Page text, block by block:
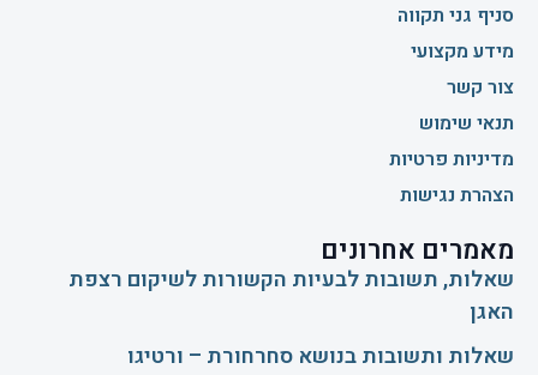
סניף גני תקווה
מידע מקצועי
צור קשר
תנאי שימוש
מדיניות פרטיות
הצהרת נגישות
מאמרים אחרונים
שאלות, תשובות לבעיות הקשורות לשיקום רצפת
האגן
שאלות ותשובות בנושא סחרחורת – ורטיגו